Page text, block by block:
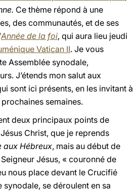
Ce thème répond à une
des communautés, et de ses
Année de la foi, qui aura lieu jeudi
Vatican II. Je vous
Assemblée synodale,
J’étends mon salut aux
sont ici présents, en les invitant à
semaines.
deux principaux points de
Christ, que je reprends
aux Hébreux, mais au début de
Jésus, « couronné de
nous place devant le Crucifié
se déroulent en sa